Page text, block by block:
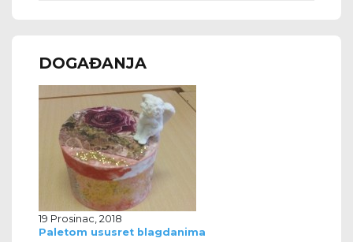
DOGAĐANJA
19 Prosinac, 2018
Paletom ususret blagdanima